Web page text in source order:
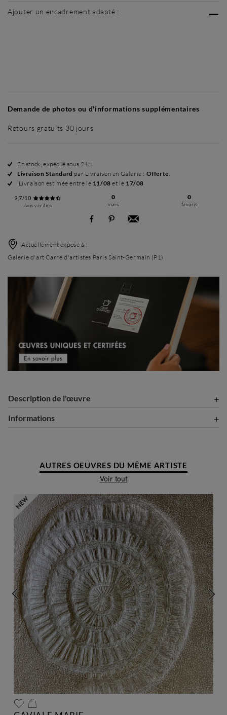
Ajouter un encadrement adapté :
Demande de photos ou d'informations supplémentaires
Retours gratuits 30 jours
En stock, expédié sous 24H
Livraison Standard par Livraison en Galerie : Offerte.
Livraison estimée entre le 11/08 et le 17/08
9,7/10
Avis vérifiés
0
vues
0
favoris
Actuellement exposé à :
Galerie d'art Carré d'artistes Paris Saint-Germain (P1)
Description de l'œuvre
Informations
AUTRES OEUVRES DU MÊME ARTISTE
Voir tout